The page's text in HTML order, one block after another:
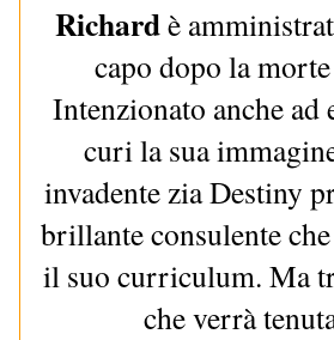
Richardè
capo dopo la
Intenzionato anche
curi la sua
invadente zia Destiny
brillante consulente
il suo curriculum. Ma
che verrà